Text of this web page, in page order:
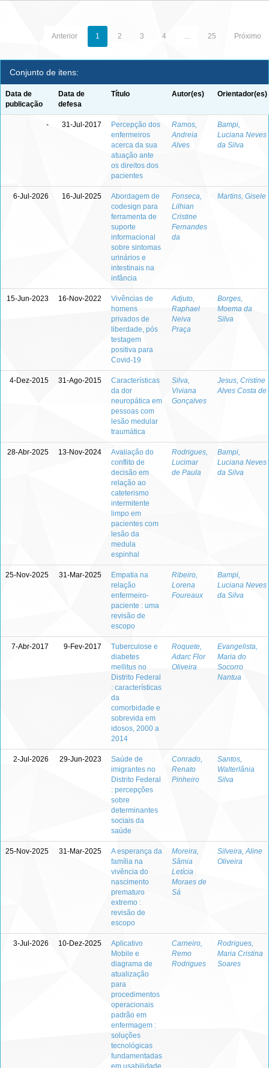
Anterior 1 2 3 4 ... 25 Próximo
Conjunto de itens:
Data de
publicação
Data de
defesa
Título Autor(es) Orientador(es)
- 31-Jul-2017
Percepção dos
enfermeiros
acerca da sua
atuação ante
os direitos dos
pacientes
Ramos,
Andreia
Alves
Bampi,
Luciana Neves
da Silva
6-Jul-2026 16-Jul-2025
Abordagem de
codesign para
ferramenta de
suporte
informacional
sobre sintomas
urinários e
intestinais na
infância
Fonseca,
Lilhian
Cristine
Fernandes
da
Martins, Gisele
15-Jun-2023 16-Nov-2022
Vivências de
homens
privados de
liberdade, pós
testagem
positiva para
Covid-19
Adjuto,
Raphael
Neiva
Praça
Borges,
Moema da
Silva
4-Dez-2015 31-Ago-2015
Características
da dor
neuropática em
pessoas com
lesão medular
traumática
Silva,
Viviana
Gonçalves
Jesus, Cristine
Alves Costa de
28-Abr-2025 13-Nov-2024
Avaliação do
conflito de
decisão em
relação ao
cateterismo
intermitente
limpo em
pacientes com
lesão da
medula
espinhal
Rodrigues,
Lucimar
de Paula
Bampi,
Luciana Neves
da Silva
25-Nov-2025 31-Mar-2025
Empatia na
relação
enfermeiro-
paciente : uma
revisão de
escopo
Ribeiro,
Lorena
Foureaux
Bampi,
Luciana Neves
da Silva
7-Abr-2017 9-Fev-2017
Tuberculose e
diabetes
mellitus no
Distrito Federal
: características
da
comorbidade e
sobrevida em
idosos, 2000 a
2014
Roquete,
Adarc Flor
Oliveira
Evangelista,
Maria do
Socorro
Nantua
2-Jul-2026 29-Jun-2023
Saúde de
imigrantes no
Distrito Federal
: percepções
sobre
determinantes
sociais da
saúde
Conrado,
Renato
Pinheiro
Santos,
Walterlânia
Silva
25-Nov-2025 31-Mar-2025
A esperança da
família na
vivência do
nascimento
prematuro
extremo :
revisão de
escopo
Moreira,
Sâmia
Letícia
Moraes de
Sá
Silveira, Aline
Oliveira
3-Jul-2026 10-Dez-2025
Aplicativo
Mobile e
diagrama de
atualização
para
procedimentos
operacionais
padrão em
enfermagem :
soluções
tecnológicas
fundamentadas
em usabilidade
Carneiro,
Remo
Rodrigues
Rodrigues,
Maria Cristina
Soares